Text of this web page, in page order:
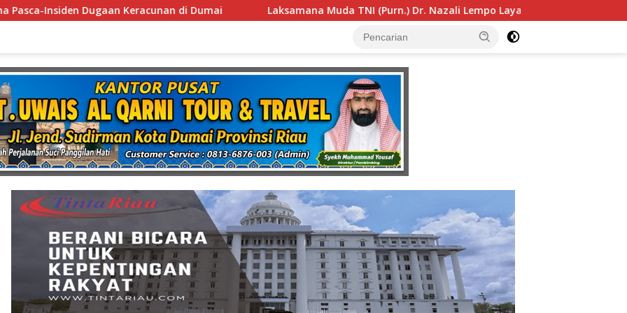
Laksamana Muda TNI (Purn.) Dr. Nazali Lempo Layak Dipertimbangkan sebagai Jaksa Agung: Tegas,